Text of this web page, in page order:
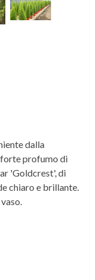
dalla
forte profumo di
'Goldcrest', di
chiaro e brillante.